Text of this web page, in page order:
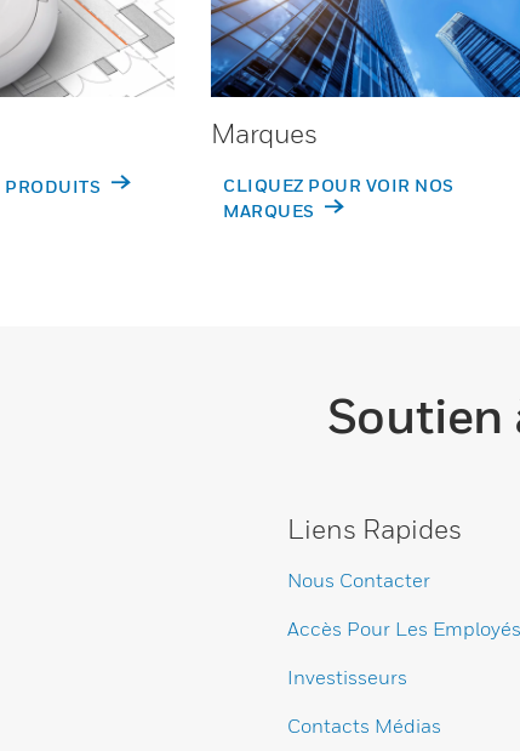
PRODUITS
Marques
CLIQUEZ POUR VOIR NOS
MARQUES
Soutien
Liens Rapides
Nous Contacter
Accès Pour Les Employés
Investisseurs
Contacts Médias